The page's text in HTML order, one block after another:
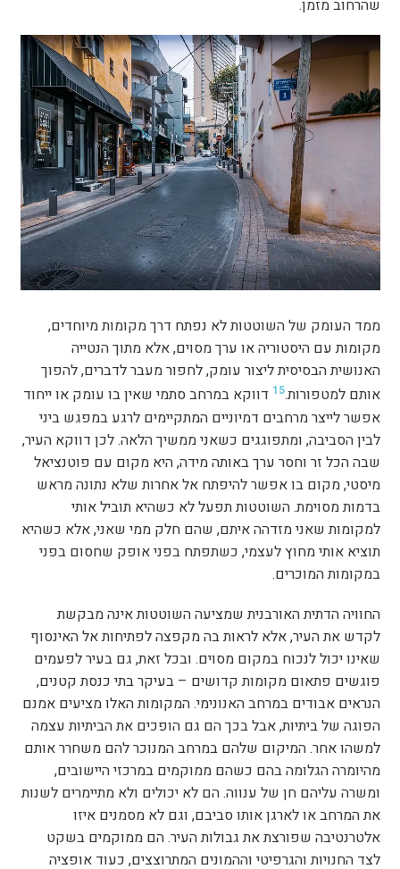
שהרחוב מזמן.
ממד העומק של השוטטות לא נפתח דרך מקומות מיוחדים,
מקומות עם היסטוריה או ערך מסוים, אלא מתוך הנטייה
האנושית הבסיסית ליצור עומק, לחפור מעבר לדברים, להפוך
אותם למטפורות.15 דווקא במרחב סתמי שאין בו עומק או ייחוד
אפשר לייצר מרחבים דמיוניים המתקיימים לרגע במפגש ביני
לבין הסביבה, ומתפוגגים כשאני ממשיך הלאה. לכן דווקא העיר,
שבה הכל זר וחסר ערך באותה מידה, היא מקום עם פוטנציאל
מיסטי, מקום בו אפשר להיפתח אל אחרות שלא נתונה מראש
בדמות מסוימת. השוטטות תפעל לא כשהיא תוביל אותי
למקומות שאני מזדהה איתם, שהם חלק ממי שאני, אלא כשהיא
תוציא אותי מחוץ לעצמי, כשתפתח בפני אופק שחסום בפני
במקומות המוכרים.
החוויה הדתית האורבנית שמציעה השוטטות אינה מבקשת
לקדש את העיר, אלא לראות בה מקפצה לפתיחות אל האינסוף
שאינו יכול לנכוח במקום מסוים. ובכל זאת, גם בעיר לפעמים
פוגשים פתאום מקומות קדושים – בעיקר בתי כנסת קטנים,
הנראים אבודים במרחב האנונימי. המקומות האלו מציעים אמנם
הפוגה של ביתיות, אבל בכך הם גם הופכים את הביתיות עצמה
למשהו אחר. המיקום שלהם במרחב המנוכר להם משחרר אותם
מהיומרה הגלומה בהם כשהם ממוקמים במרכזי היישובים,
ומשרה עליהם חן של ענווה. הם לא יכולים ולא מתיימרים לשנות
את המרחב או לארגן אותו סביבם, וגם לא מסמנים איזו
אלטרנטיבה שפורצת את גבולות העיר. הם ממוקמים בשקט
לצד החנויות והגרפיטי וההמונים המתרוצצים, כעוד אופציה